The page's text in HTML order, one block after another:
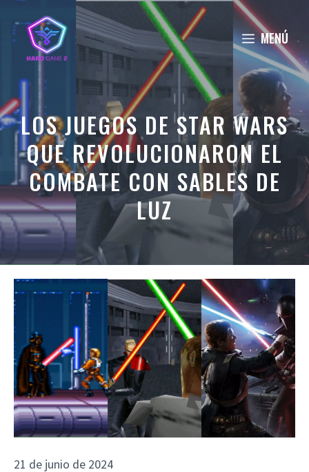
contenido
MENÚ
LOS JUEGOS DE STAR WARS
QUE REVOLUCIONARON EL
COMBATE CON SABLES DE
LUZ
21 de junio de 2024